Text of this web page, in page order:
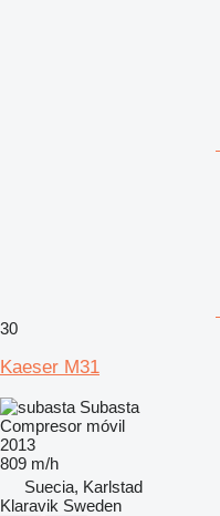
30
Kaeser M31
Subasta
Compresor móvil
2013
809 m/h
Suecia, Karlstad
Klaravik Sweden